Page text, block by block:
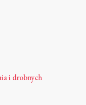
i drobnych